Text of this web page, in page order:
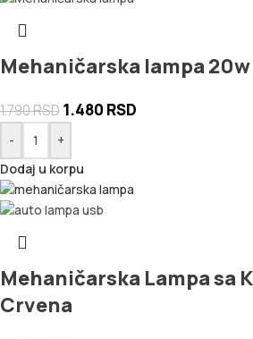
Mehaničarska lampa 20w
1.790RSD1.480 RSD
-
+
Dodaj u korpu
Mehaničarska Lampa sa
Crvena